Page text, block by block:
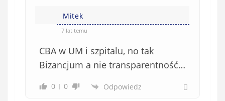
Mitek
7 lat temu
CBA w UM i szpitalu, no tak
Bizancjum a nie transparentność…
0 0 Odpowiedz